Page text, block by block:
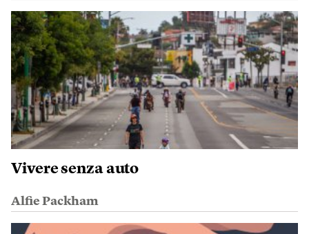
Vivere senza auto
Alfie Packham